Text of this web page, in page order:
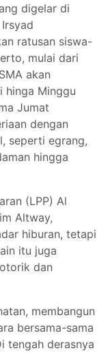
digelar di
ratusan siswa-
mulai dari
akan
hinga Minggu
Jumat
dengan
seperti egrang,
hingga
(LPP) Al
Altway,
hiburan, tetapi
itu juga
dan
membangun
bersama-sama
tengah derasnya